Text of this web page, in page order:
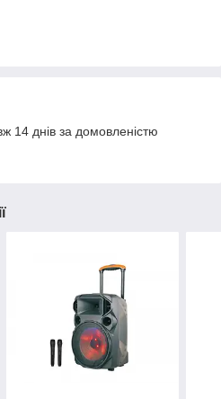
14 днів за домовленістю